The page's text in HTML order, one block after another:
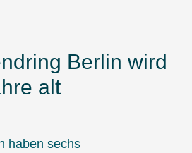
Berlin wird
alt
haben sechs